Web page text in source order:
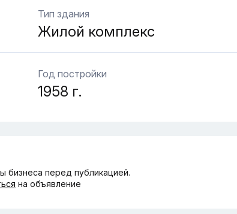
Тип здания
Жилой комплекс
Год постройки
1958 г.
бизнеса перед публикацией.
на объявление